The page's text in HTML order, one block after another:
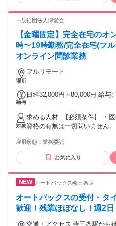
一般社団法人博愛会
【金曜固定】完全在宅のオ
時〜19時勤務/完全在宅(フ
オンライン問診業務
場所
フルリモート
給与
日給32,000円～80,000円 給与: * リモートの場合 時給：
給：8,000〜10,000円 日給：64,000円〜80,000円 ※実績や稼
働日数を考慮して算出 ※固定
対象
求める人材: 【必須条件】 ・医師免許をお持ちの方 ※専門医
資格の有無は一切問いません。 【こんな先生方にオスス
たい開業医の方 ⭐経営の安定
継ぎの先生 ⭐大学病院勤務で
リニック勤務のドクター ⭐育
雇用形態： 業務委託
お気に入り
オートバックス燕三条店
オートバックスの受付・タ
歓迎！残業ほぼなし！週2
交通・アクセス 燕三条駅から